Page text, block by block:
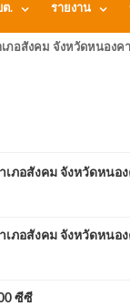
ต. รายงาน
ภอสังคม จังหวัดหนอง
ภอสังคม จังหวัดหนอ
ภอสังคม จังหวัดหนอ
ซีซี